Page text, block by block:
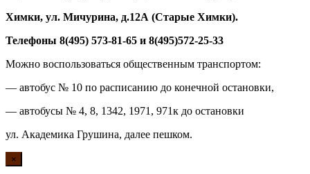
Химки, ул. Мичурина, д.12А (Старые Химки).
Телефоны 8(495) 573-81-65 и 8(495)572-25-33
Можно воспользоваться общественным транспортом:
— автобус № 10 по расписанию до конечной остановки,
— автобусы № 4, 8, 1342, 1971, 971к до остановки
ул. Академика Грушина, далее пешком.
×